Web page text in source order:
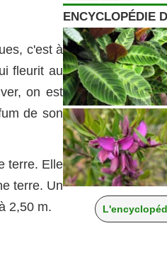
c'est à
fleurit au
on est
de son
terre. Elle
terre. Un
2,50 m.
ENCYCLOPÉDIE